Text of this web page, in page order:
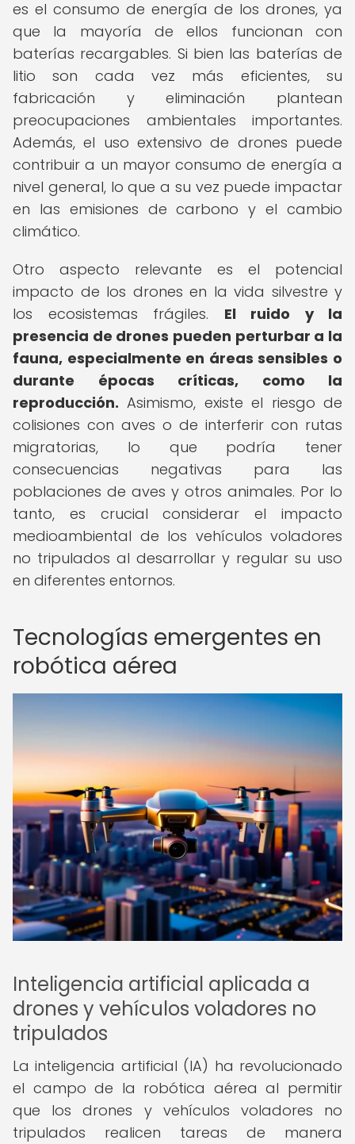
es el consumo de energía de los drones, ya
que la mayoría de ellos funcionan con
baterías recargables. Si bien las baterías de
litio son cada vez más eficientes, su
fabricación y eliminación plantean
preocupaciones ambientales importantes.
Además, el uso extensivo de drones puede
contribuir a un mayor consumo de energía a
nivel general, lo que a su vez puede impactar
en las emisiones de carbono y el cambio
climático.
Otro aspecto relevante es el potencial
impacto de los drones en la vida silvestre y
los ecosistemas frágiles. El ruido y la
presencia de drones pueden perturbar a la
fauna, especialmente en áreas sensibles o
durante épocas críticas, como la
reproducción. Asimismo, existe el riesgo de
colisiones con aves o de interferir con rutas
migratorias, lo que podría tener
consecuencias negativas para las
poblaciones de aves y otros animales. Por lo
tanto, es crucial considerar el impacto
medioambiental de los vehículos voladores
no tripulados al desarrollar y regular su uso
en diferentes entornos.
Tecnologías emergentes en
robótica aérea
Inteligencia artificial aplicada a
drones y vehículos voladores no
tripulados
La inteligencia artificial (IA) ha revolucionado
el campo de la robótica aérea al permitir
que los drones y vehículos voladores no
tripulados realicen tareas de manera